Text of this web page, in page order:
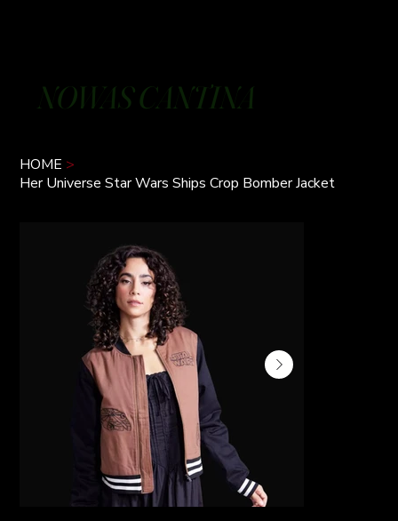
NOWAS CANTINA
HOME >
Her Universe Star Wars Ships Crop Bomber Jacket